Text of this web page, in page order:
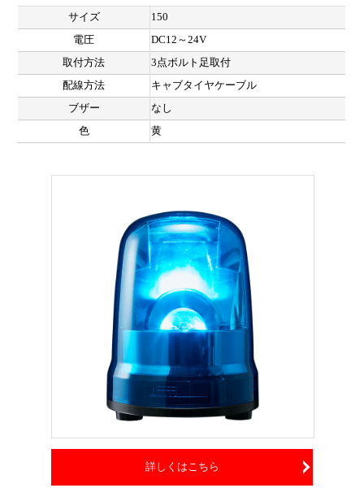
サイズ
150
電圧
DC12～24V
取付方法
3点ボルト足取付
配線方法
キャブタイヤケーブル
ブザー
なし
色
黄
詳しくはこちら